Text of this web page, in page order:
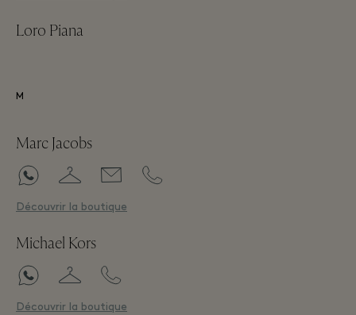
Loro Piana
M
Marc Jacobs
Découvrir la boutique
Michael Kors
Découvrir la boutique